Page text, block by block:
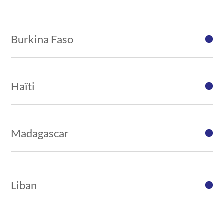
Burkina Faso
Haïti
Madagascar
Liban